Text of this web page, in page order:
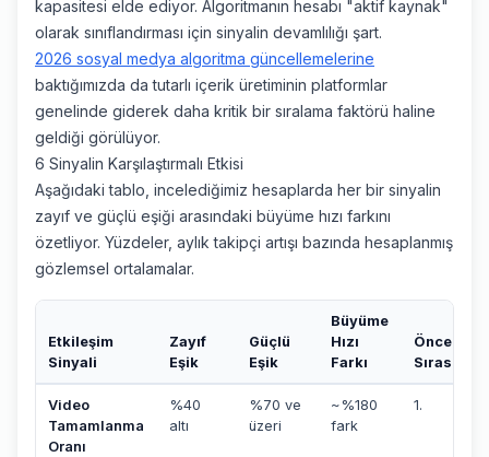
kapasitesi elde ediyor. Algoritmanın hesabı "aktif kaynak"
olarak sınıflandırması için sinyalin devamlılığı şart.
2026 sosyal medya algoritma güncellemelerine
baktığımızda da tutarlı içerik üretiminin platformlar
genelinde giderek daha kritik bir sıralama faktörü haline
geldiği görülüyor.
6 Sinyalin Karşılaştırmalı Etkisi
Aşağıdaki tablo, incelediğimiz hesaplarda her bir sinyalin
zayıf ve güçlü eşiği arasındaki büyüme hızı farkını
özetliyor. Yüzdeler, aylık takipçi artışı bazında hesaplanmış
gözlemsel ortalamalar.
Etkileşim
Sinyali
Zayıf
Eşik
Güçlü
Eşik
Büyüme
Hızı
Farkı
Öncelik
Sırası
Video
Tamamlanma
Oranı
%40
altı
%70 ve
üzeri
~%180
fark
1.